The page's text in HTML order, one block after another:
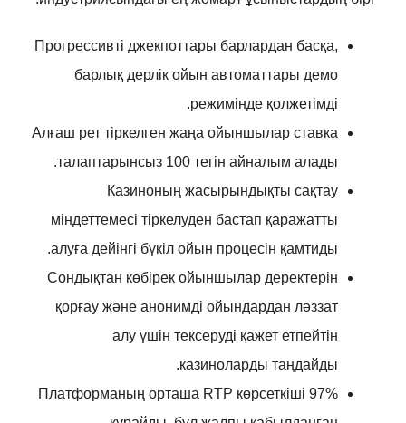
Прогрессивті джекпоттары барлардан басқа,
барлық дерлік ойын автоматтары демо
режимінде қолжетімді.
Алғаш рет тіркелген жаңа ойыншылар ставка
талаптарынсыз 100 тегін айналым алады.
Казиноның жасырындықты сақтау
міндеттемесі тіркелуден бастап қаражатты
алуға дейінгі бүкіл ойын процесін қамтиды.
Сондықтан көбірек ойыншылар деректерін
қорғау және анонимді ойындардан ләззат
алу үшін тексеруді қажет етпейтін
казиноларды таңдайды.
Платформаның орташа RTP көрсеткіші 97%